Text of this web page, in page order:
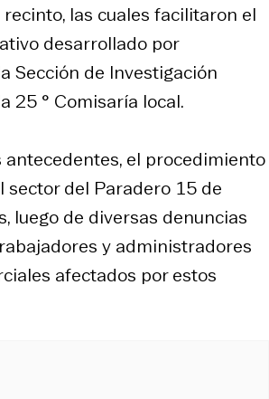
las cuales facilitaron el
desarrollado por
Sección de Investigación
25 ° Comisaría local.
antecedentes, el procedimiento
sector del Paradero 15 de
luego de diversas denuncias
y administradores
afectados por estos